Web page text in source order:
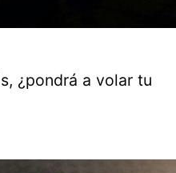
¿pondrá a volar tu